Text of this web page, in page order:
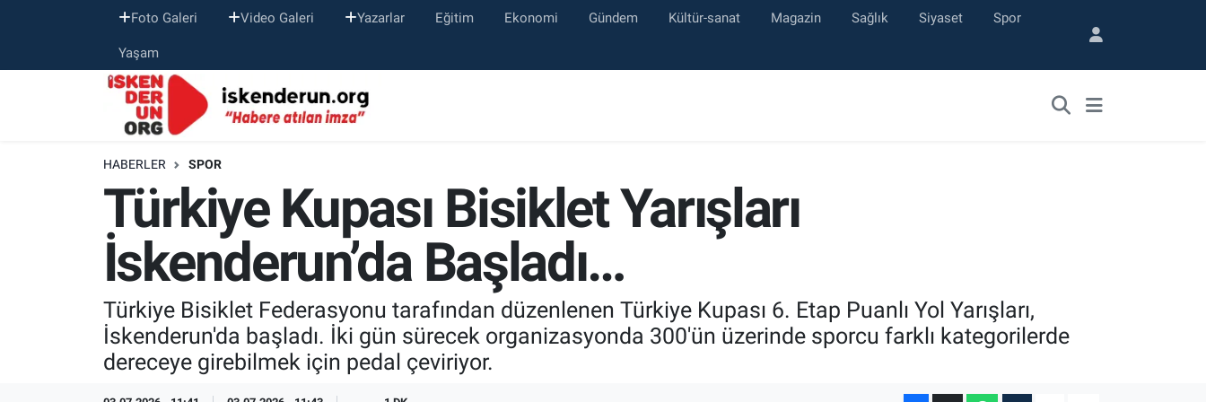
Foto Galeri Video Galeri Yazarlar Eğitim Ekonomi Gündem Kültür-sanat Magazin Sağlık Siyaset Spor
Yaşam
HABERLER SPOR
Türkiye Kupası Bisiklet Yarışları
İskenderun’da Başladı…
Türkiye Bisiklet Federasyonu tarafından düzenlenen Türkiye Kupası 6. Etap Puanlı Yol Yarışları,
İskenderun'da başladı. İki gün sürecek organizasyonda 300'ün üzerinde sporcu farklı kategorilerde
dereceye girebilmek için pedal çeviriyor.